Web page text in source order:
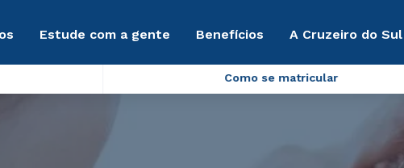
Estude com a gente Benefícios A Cruzeiro do
Como se matricular